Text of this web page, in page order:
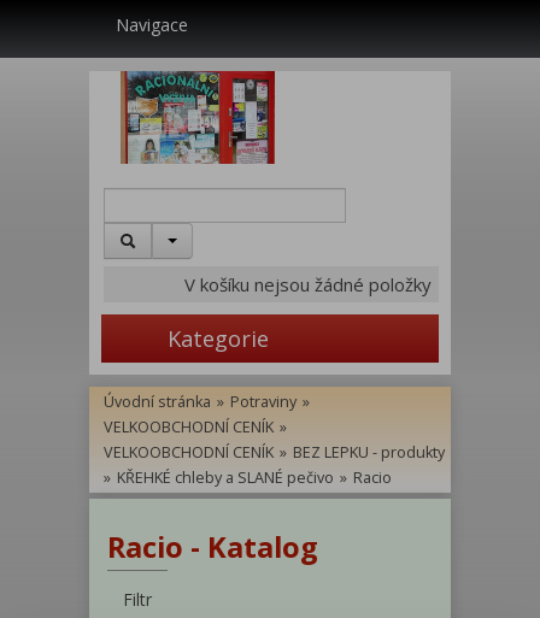
Navigace
V košíku nejsou žádné položky
Kategorie
Úvodní stránka » Potraviny »
VELKOOBCHODNÍ CENÍK »
VELKOOBCHODNÍ CENÍK » BEZ LEPKU - produkty
» KŘEHKÉ chleby a SLANÉ pečivo » Racio
Racio - Katalog
Filtr